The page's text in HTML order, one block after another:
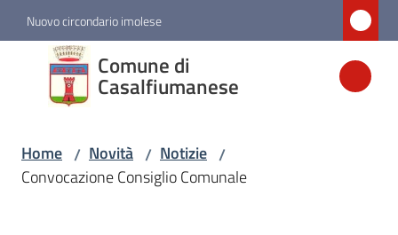
Vai al contenuto
Vai alla navigazione
Vai al footer
Nuovo circondario imolese
Comune di
Casalfiumanese
Comune di
Casalfiumanese
Amministrazione
Home / Novità / Notizie /
Convocazione Consiglio Comunale